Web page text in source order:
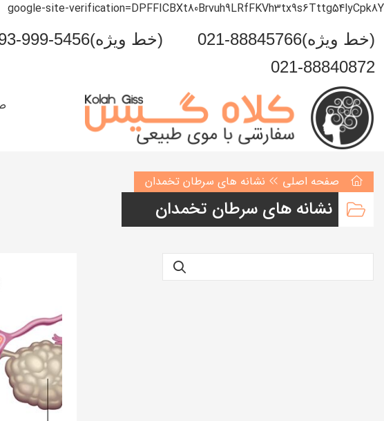
google-site-verification=DPFFICBXt80Brvuh9LRfFKVh3tx9s6Tttg54lyCpk8Y
021-88845766(خط ویژه)
0993-999-5456(خط ویژه)
021-88840872
صفحه اصلی نشانه های سرطان تخمدان
نشانه های سرطان تخمدان